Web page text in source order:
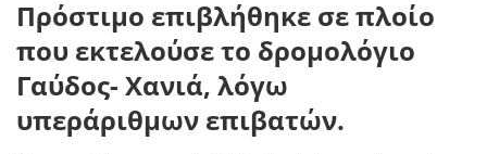
Πρόστιμο επιβλήθηκε σε πλοίο
που εκτελούσε το δρομολόγιο
Γαύδος- Χανιά, λόγω
υπεράριθμων επιβατών.